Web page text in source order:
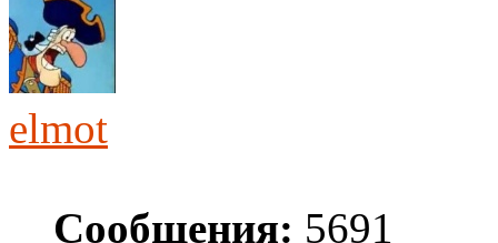
elmot
Сообщения: 5691